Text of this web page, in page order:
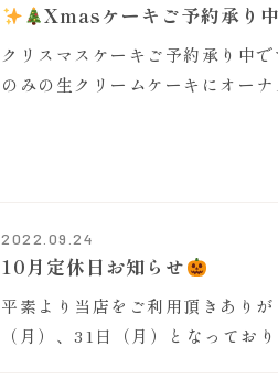
Xmasケーキご予約承り
クリスマスケーキご予約承り中で
のみの生クリームケーキにオー
2022.09.24
10月定休日お知らせ
平素より当店をご利用頂きあり
（月）、31日（月）となって